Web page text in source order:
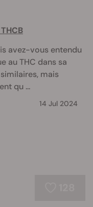
avez-vous entendu
au THC dans sa
mais
qu ...
14 Jul 2024